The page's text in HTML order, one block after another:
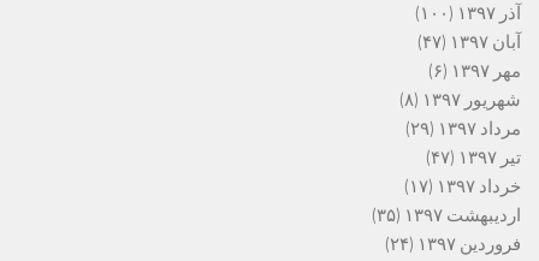
آذر ۱۳۹۷
(۱۰۰)
آبان ۱۳۹۷
(۴۷)
مهر ۱۳۹۷
(۶)
شهریور ۱۳۹۷
(۸)
مرداد ۱۳۹۷
(۲۹)
تیر ۱۳۹۷
(۴۷)
خرداد ۱۳۹۷
(۱۷)
اردیبهشت ۱۳۹۷
(۳۵)
فروردین ۱۳۹۷
(۲۴)